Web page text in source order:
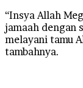
“Insya Allah
jamaah dengan
melayani tamu
tambahnya.